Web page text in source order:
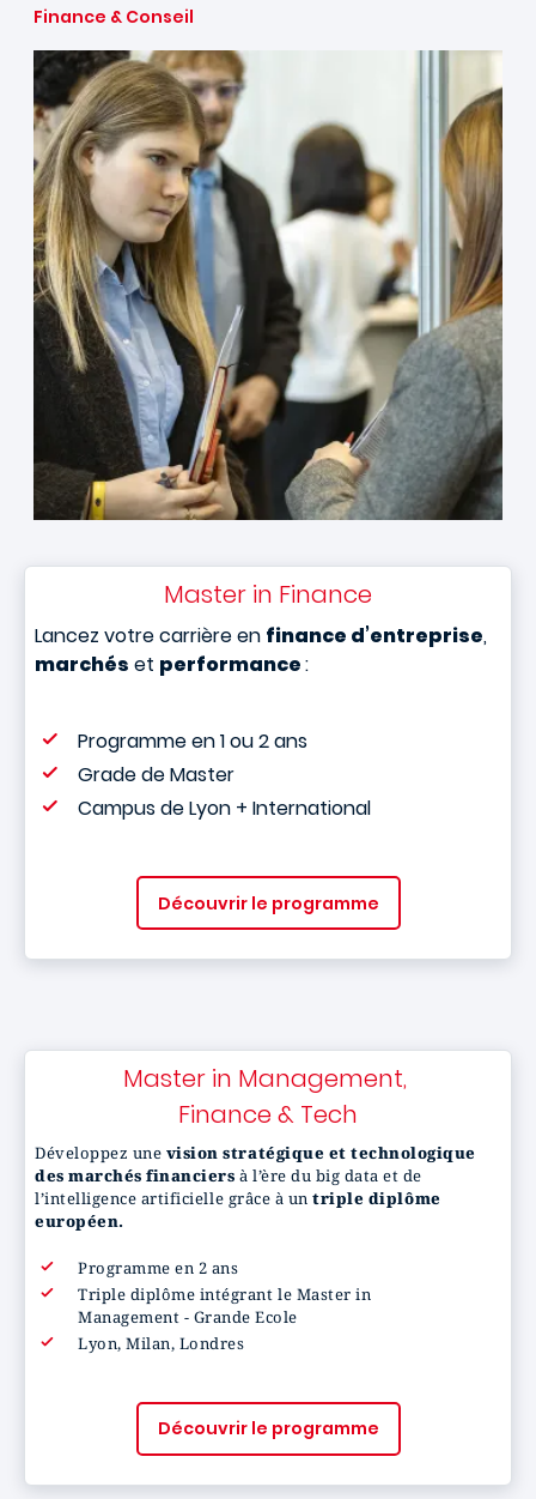
Finance & Conseil
Master in Finance
Lancez votre carrière en finance d’entreprise,
marchés et performance:
Programme en 1 ou 2 ans
Grade de Master
Campus de Lyon + International
Découvrir le programme
Master in Management,
Finance & Tech
Développez une vision stratégique et technologique
des marchés financiers à l’ère du big data et de
l’intelligence artificielle grâce à untriple diplôme
européen.
Programme en 2 ans
Triple diplôme intégrant le Master in
Management - Grande Ecole
Lyon, Milan, Londres
Découvrir le programme